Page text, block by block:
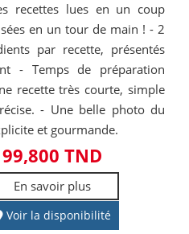
recettes lues en un coup
en un tour de main ! - 2
par recette, présentés
- Temps de préparation
recette très courte, simple
- Une belle photo du
et gourmande.
99,800 TND
En savoir plus
Voir la disponibilité